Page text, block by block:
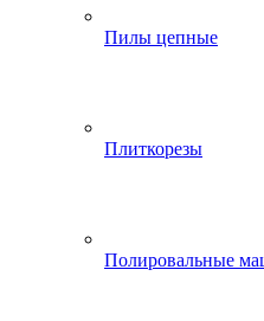
Пилы цепные
Плиткорезы
Полировальные